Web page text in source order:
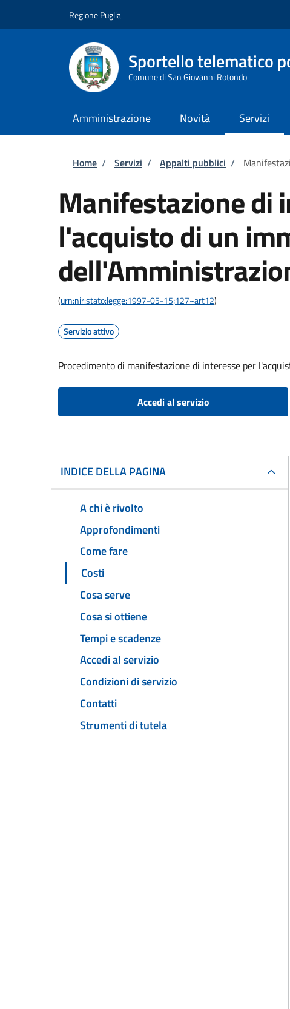
Regione Puglia
Sportello telematico
Comune di San Giovanni Rotondo
Amministrazione Novità Servizi
Briciole di pane
Home / Servizi / Appalti pubblici /
Manifestazione di
l'acquisto di un
(urn:nir:stato:legge:1997-05-15;127~art12)
Servizio attivo
Procedimento di manifestazione di interesse per
Accedi al servizio
INDICE DELLA PAGINA
A chi è rivolto
Approfondimenti
Come fare
Costi
Cosa serve
Cosa si ottiene
Tempi e scadenze
Accedi al servizio
Condizioni di servizio
Contatti
Strumenti di tutela